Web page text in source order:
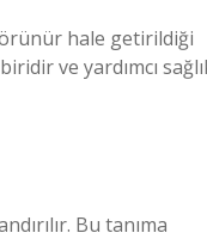
hale getirildiği
ve yardımcı
Bu tanıma